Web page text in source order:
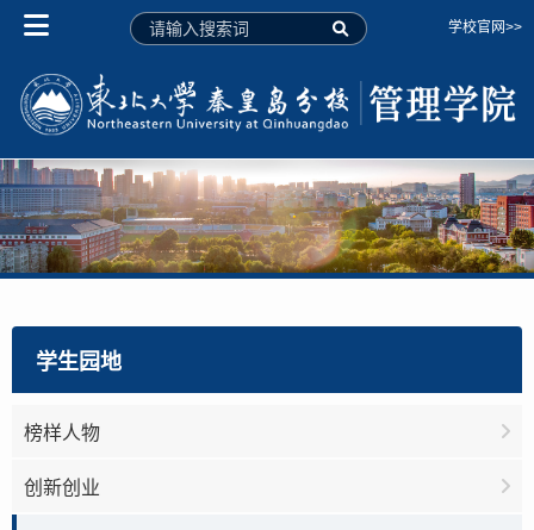
学校官网>>
学生园地
榜样人物
创新创业